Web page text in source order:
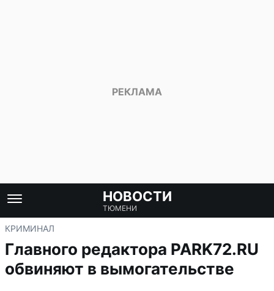
НОВОСТИ
ТЮМЕНИ
КРИМИНАЛ
Главного редактора PARK72.RU
обвиняют в вымогательстве